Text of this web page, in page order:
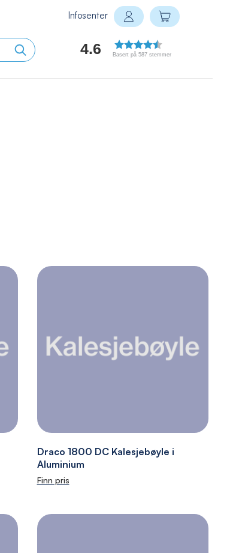
4.6 Basert på 587 stemmer
Infosenter
Logg inn
Min handlekurv
Draco 1800 DC Kalesjebøyle i
Aluminium
Finn pris